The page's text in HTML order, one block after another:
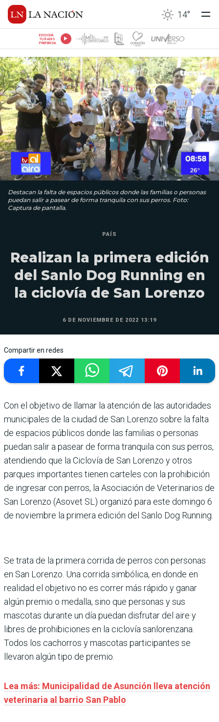
14°
ESCUCHÁ
TU RADIO
PREFERIDA
Destacan la falta de espacios públicos donde las familias o personas
puedan salir a pasear de forma tranquila con sus perros. Foto:
Captura de pantalla.
PAÍS
Realizan la primera edición
del Sanlo Dog Running en
la ciclovía de San Lorenzo
6 DE NOVIEMBRE DE 2022 13:19
Compartir en redes
Con el objetivo de llamar la atención de las autoridades
municipales de la ciudad de San Lorenzo sobre la falta
de espacios públicos donde las familias o personas
puedan salir a pasear de forma tranquila con sus perros,
atendiendo que la Ciclovía de San Lorenzo y otros
parques importantes tienen carteles con la prohibición
de ingresar con perros, la Asociación de Veterinarios de
San Lorenzo (Asovet SL) organizó para este domingo 6
de noviembre la primera edición del Sanlo Dog Running.
Se trata de la primera corrida de perros con personas
en San Lorenzo. Una corrida simbólica, en donde en
realidad el objetivo no es correr más rápido y ganar
algún premio o medalla, sino que personas y sus
mascotas durante un día puedan disfrutar del aire y
libres de prohibiciones en la ciclovía sanlorenzana.
Todos los cachorros y mascotas participantes se
llevaron algún tipo de premio.
Lea más: Municipalidad de Asunción lleva atención
veterinaria al barrio San Pablo